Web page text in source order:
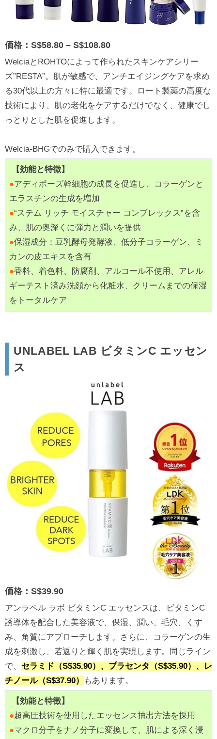
価格：S$58.80 – S$108.80
WelciaとROHTOによって作られたスキンケアシリー
ズ”RESTA”。肌が敏感で、アンチエイジングケアを求め
る30代以上の方々に特に最適です。ロート製薬の高度な
技術により、肌の老化をケアするだけでなく、健康でし
っとりとした肌を促進します。
Welcia-BHGでのみで購入できます。
【効能と特徴】
●アディポーズ幹細胞の成長を促進し、コラーゲンと
エラスチンの生成を増加
●“ステム リッチ モイスチャー コンプレックス”を含
み、肌の奥深くに弾力と潤いを提供
●保湿成分：豆乳酵母発酵液、低分子コラーゲン、ミ
カンの皮エキスを含有
●香料、着色料、防腐剤、アルコール不使用、アレル
ギーテスト済み洗顔から化粧水、クリームまでの保湿
をトータルケア
UNLABEL LAB ビタミンC エッセン
ス
価格：S$39.90
アンラベル ラボ ビタミンC エッセンスは、ビタミンC
誘導体を配合した美容液で、保湿、潤い、毛穴、くす
み、角質にアプローチします。さらに、コラーゲンの生
成を刺激し、若返りと輝く肌を実現します。同じライン
で、 セラミド（S$35.90）、プラセンタ（S$35.90）、レ
チノール（S$37.90）
もあります。
【効能と特徴】
●超高圧技術を使用したエッセンス抽出方法を採用
●マクロ分子をナノ分子に変換して、肌による深く浸